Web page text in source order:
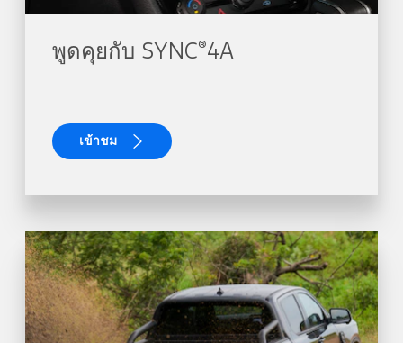
พูดคุยกับ SYNC®4A
เข้าชม